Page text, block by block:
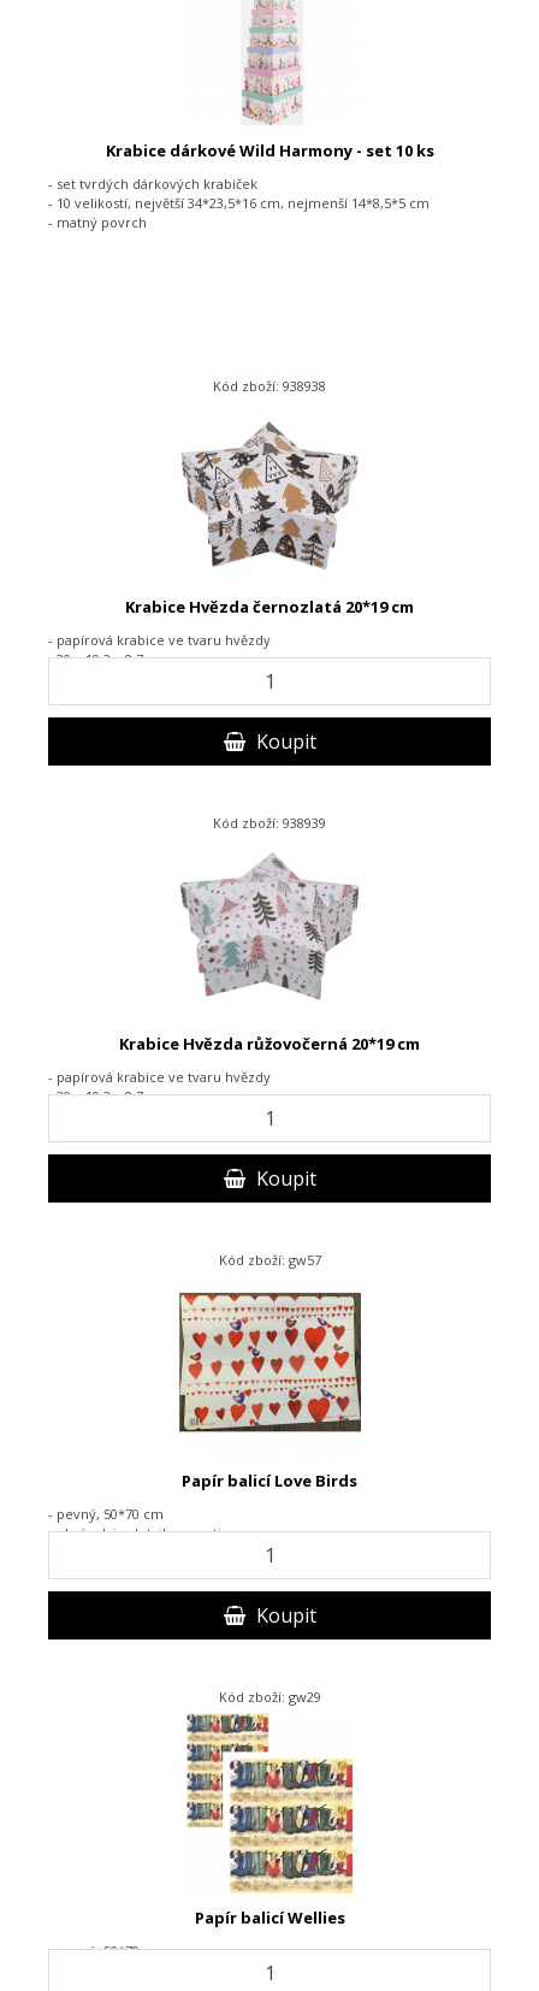
Krabice dárkové Wild Harmony - set 10 ks
- set tvrdých dárkových krabiček
- 10 velikostí, největší 34*23,5*16 cm, nejmenší 14*8,5*5 cm
- matný povrch
Kód zboží: 938938
Krabice Hvězda černozlatá 20*19 cm
- papírová krabice ve tvaru hvězdy
- 20 x 19,3 x 8,7 cm
Koupit
Kód zboží: 938939
Krabice Hvězda růžovočerná 20*19 cm
- papírová krabice ve tvaru hvězdy
- 20 x 19,3 x 8,7 cm
Koupit
Kód zboží: gw57
Papír balicí Love Birds
- pevný, 50*70 cm
- obrázek i s detailem motivu
Koupit
Kód zboží: gw29
Papír balicí Wellies
- pevný, 50*70 cm